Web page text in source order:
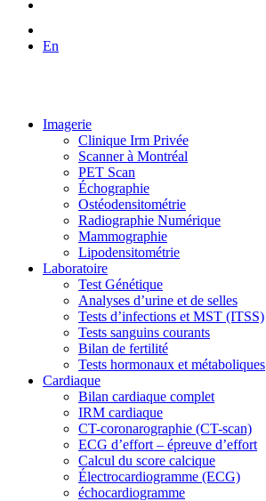
En
Imagerie
Clinique Irm Privée
Scanner à Montréal
PET Scan
Échographie
Ostéodensitométrie
Radiographie Numérique
Mammographie
Lipodensitométrie
Laboratoire
Test Génétique
Analyses d’urine et de selles
Tests d’infections et MST (ITSS)
Tests sanguins courants
Bilan de fertilité
Tests hormonaux et métaboliques
Cardiaque
Bilan cardiaque complet
IRM cardiaque
CT-coronarographie (CT-scan)
ECG d’effort – épreuve d’effort
Calcul du score calcique
Électrocardiogramme (ECG)
échocardiogramme